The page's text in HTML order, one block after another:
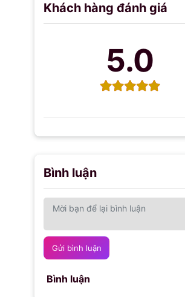
Khách hàng đánh giá
5.0
Bình luận
Gửi bình luận
Bình luận